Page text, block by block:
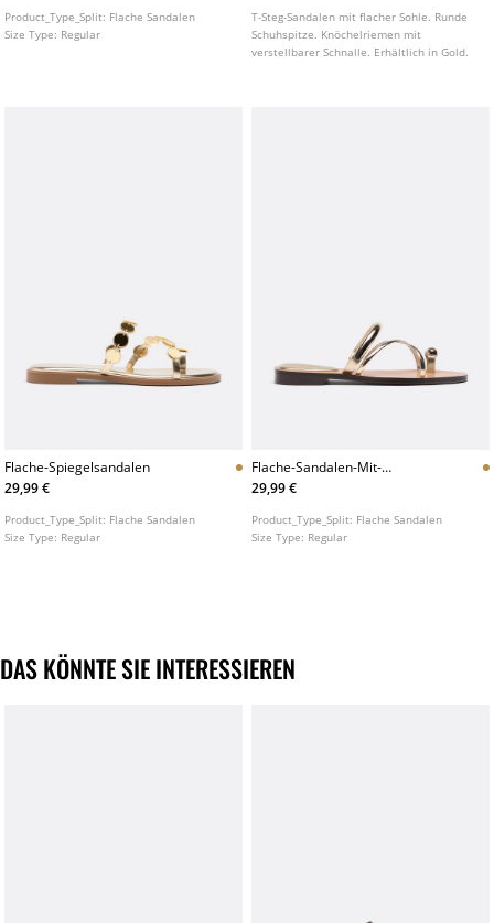
Product_Type_Split: Flache Sandalen
Size Type: Regular
T-Steg-Sandalen mit flacher Sohle. Runde
Schuhspitze. Knöchelriemen mit
verstellbarer Schnalle. Erhältlich in Gold.
Flache-Spiegelsandalen
29,99 €
Product_Type_Split: Flache Sandalen
Size Type: Regular
Flache-Sandalen-Mit-
Riemchendetail
29,99 €
Product_Type_Split: Flache Sandalen
Size Type: Regular
DAS KÖNNTE SIE INTERESSIEREN